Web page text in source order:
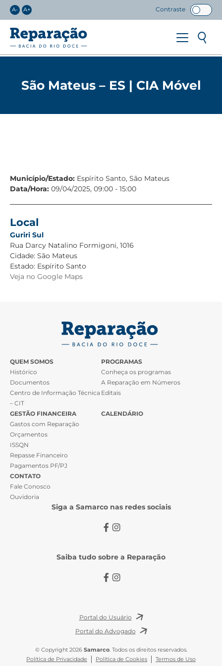
A- A+ Contraste
São Mateus – ES | CIA Móvel
Município/Estado: Espírito Santo, São Mateus
Data/Hora: 09/04/2025, 09:00 - 15:00
Local
Guriri Sul
Rua Darcy Natalino Formigoni, 1016
Cidade: São Mateus
Estado: Espírito Santo
Veja no Google Maps
QUEM SOMOS
Histórico
Documentos
Centro de Informação Técnica
– CIT
PROGRAMAS
Conheça os programas
A Reparação em Números
Editais
GESTÃO FINANCEIRA
Gastos com Reparação
Orçamentos
ISSQN
Repasse Financeiro
Pagamentos PF/PJ
CALENDÁRIO
CONTATO
Fale Conosco
Ouvidoria
Siga a Samarco nas redes sociais
Saiba tudo sobre a Reparação
Portal do Usuário
Portal do Advogado
© Copyright 2026 Samarco. Todos os direitos reservados.
Política de Privacidade
Política de Cookies Termos de Uso